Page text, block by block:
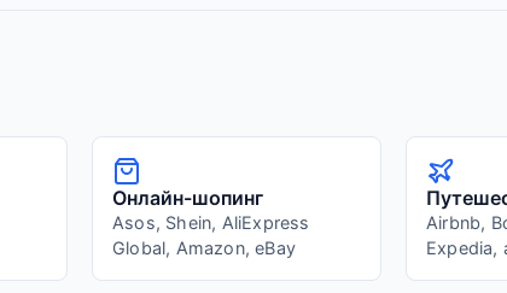
Онлайн-шопинг
Asos, Shein, AliExpress
Global, Amazon, eBay
Airbnb,
Expedia,